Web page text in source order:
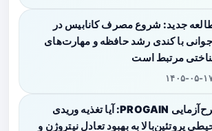
جدید: شروع مصرف کانابیس در
با کندی رشد حافظه و مهارت‌های
مرتبط است
۰۵-۱۷
طرح‌آزمایی PROGAIN: آیا تغذیه وریدی
پروتئین‌بالا به بهبود تعادل نیتروژن و